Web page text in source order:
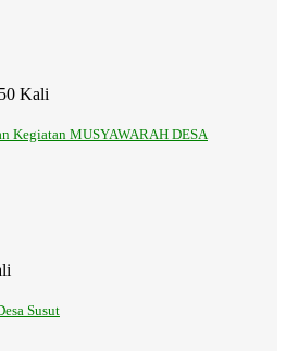
Kali
Kegiatan MUSYAWARAH DESA
Susut